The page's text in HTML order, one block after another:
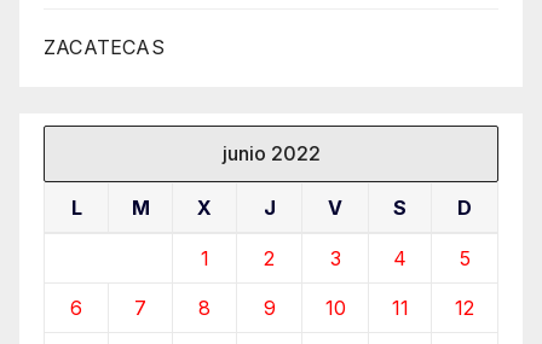
ZACATECAS
junio 2022
L M X J V S D
1 2 3 4 5
6 7 8 9 10 11 12